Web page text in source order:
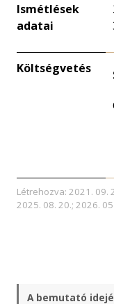
Ismétlések
adatai
Költségvetés
Létrehozva: 2021. 09.
2025. 08. 20.; 2026.
A bemutató